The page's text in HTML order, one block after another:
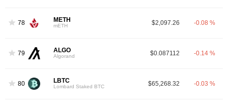
78 METH
mETH $2,097.26 -0.08 %
79 ALGO
Algorand $0.087112 -0.14 %
80 LBTC
Lombard Staked BTC $65,268.32 -0.03 %